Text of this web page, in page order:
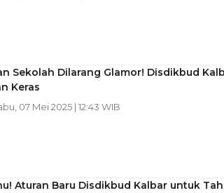
Sekolah Dilarang Glamor! Disdikbud
Keras
07 Mei 2025 | 12:43 WIB
Aturan Baru Disdikbud Kalbar untuk